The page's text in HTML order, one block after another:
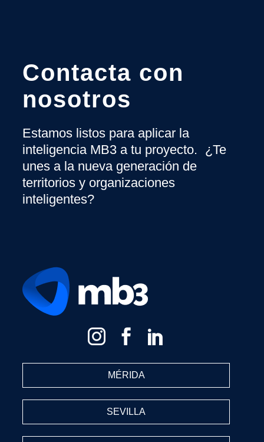
Contacta con
nosotros
Estamos listos para aplicar la
inteligencia MB3 a tu proyecto. ¿Te
unes a la nueva generación de
territorios y organizaciones
inteligentes?
MÉRIDA
SEVILLA